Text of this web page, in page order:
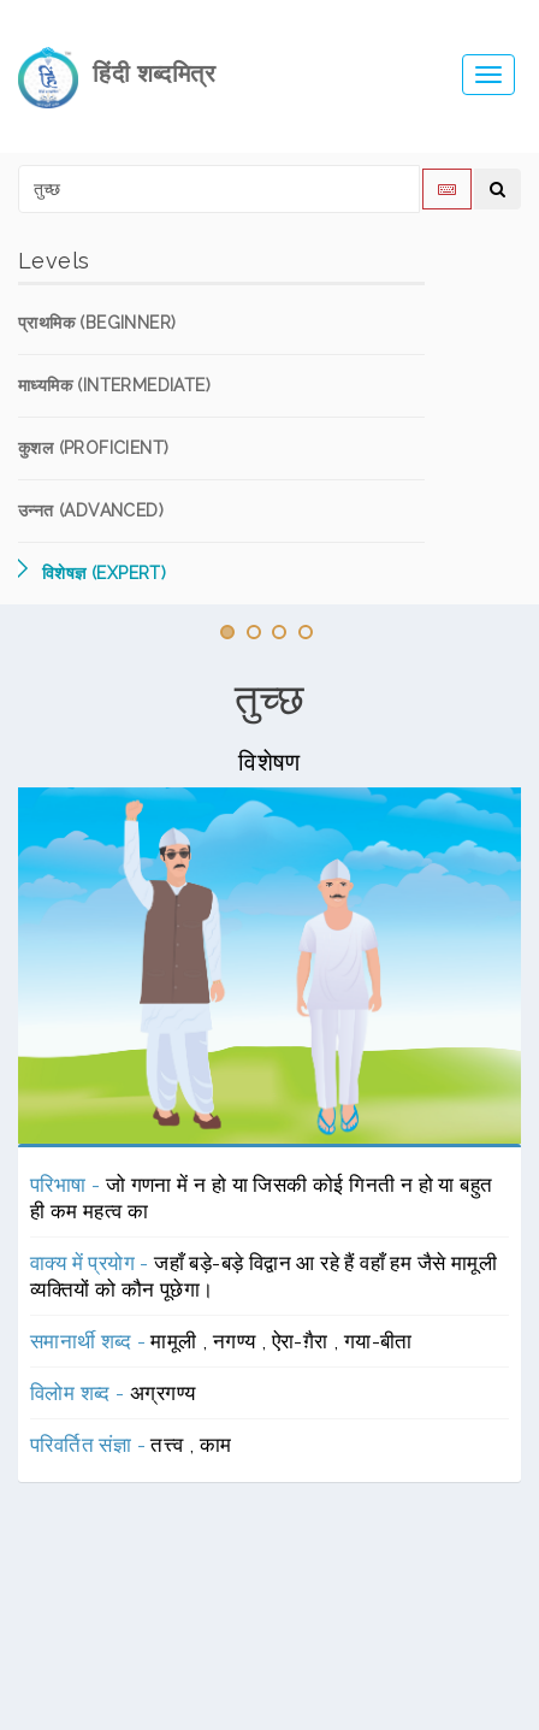
हिंदी शब्दमित्र
Levels
प्राथमिक (BEGINNER)
माध्यमिक (INTERMEDIATE)
कुशल (PROFICIENT)
उन्नत (ADVANCED)
विशेषज्ञ (EXPERT)
तुच्छ
विशेषण
परिभाषा -जो गणना में न हो या जिसकी कोई गिनती न हो या बहुत
ही कम महत्व का
वाक्य में प्रयोग -जहाँ बड़े-बड़े विद्वान आ रहे हैं वहाँ हम जैसे मामूली
व्यक्तियों को कौन पूछेगा।
समानार्थी शब्द -मामूली ,नगण्य ,ऐरा-ग़ैरा ,गया-बीता
विलोम शब्द - अग्रगण्य
परिवर्तित संज्ञा -तत्त्व ,काम